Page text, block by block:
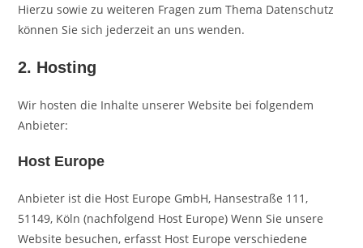
Hierzu sowie zu weiteren Fragen zum Thema Datenschutz
können Sie sich jederzeit an uns wenden.
2. Hosting
Wir hosten die Inhalte unserer Website bei folgendem
Anbieter:
Host Europe
Anbieter ist die Host Europe GmbH, Hansestraße 111,
51149, Köln (nachfolgend Host Europe) Wenn Sie unsere
Website besuchen, erfasst Host Europe verschiedene